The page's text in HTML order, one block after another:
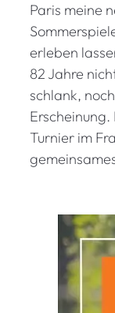
Paris meine
erleben
82 Jahre
schlank,
Turnier im